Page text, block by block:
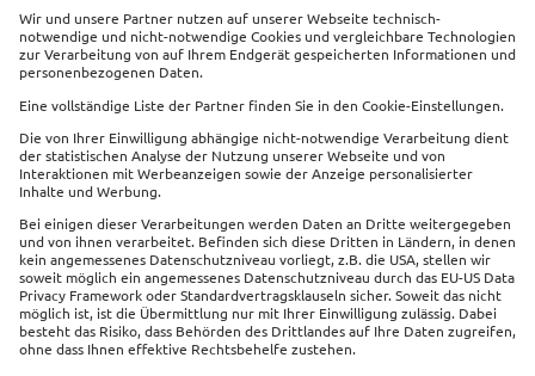
Beliebte Produkte
Service
Kontakt
Links
Impressum Datenschutz
Sitemap
Cookie Einstellungen
Barrierefreiheit
Vertrag widerrufen